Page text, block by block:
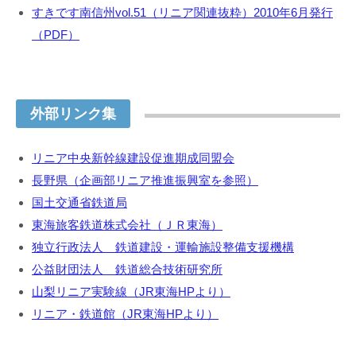
すきです南信州vol.51（リニア関連抜粋）2010年6月発行
（PDF）
外部リンク集
リニア中央新幹線建設促進期成同盟会
長野県（企画部リニア推進振興室を参照）
国土交通省鉄道局
東海旅客鉄道株式会社（ＪＲ東海）
独立行政法人 鉄道建設・運輸施設整備支援機構
公益財団法人 鉄道総合技術研究所
山梨リニア実験線（JR東海HPより）
リニア・鉄道館（JR東海HPより）